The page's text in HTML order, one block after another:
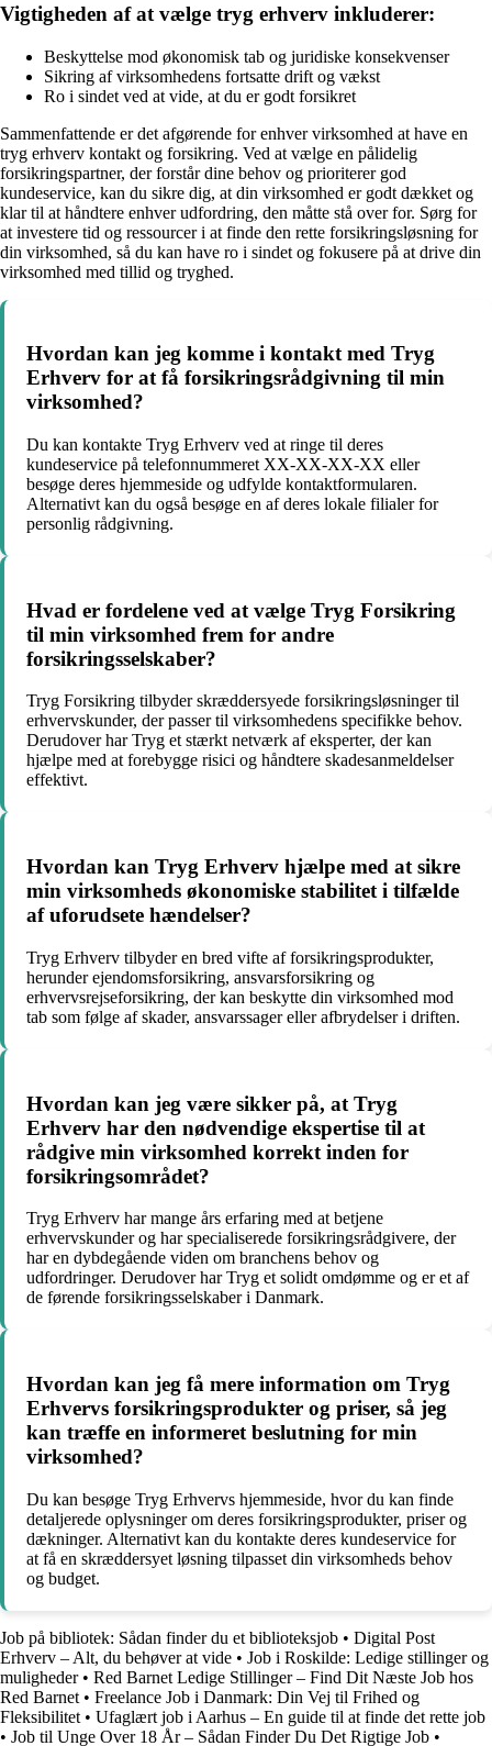
Vigtigheden af at vælge tryg erhverv inkluderer:
Beskyttelse mod økonomisk tab og juridiske konsekvenser
Sikring af virksomhedens fortsatte drift og vækst
Ro i sindet ved at vide, at du er godt forsikret
Sammenfattende er det afgørende for enhver virksomhed at have en
tryg erhverv kontakt og forsikring. Ved at vælge en pålidelig
forsikringspartner, der forstår dine behov og prioriterer god
kundeservice, kan du sikre dig, at din virksomhed er godt dækket og
klar til at håndtere enhver udfordring, den måtte stå over for. Sørg for
at investere tid og ressourcer i at finde den rette forsikringsløsning for
din virksomhed, så du kan have ro i sindet og fokusere på at drive din
virksomhed med tillid og tryghed.
Hvordan kan jeg komme i kontakt med Tryg
Erhverv for at få forsikringsrådgivning til min
virksomhed?
Du kan kontakte Tryg Erhverv ved at ringe til deres
kundeservice på telefonnummeret XX-XX-XX-XX eller
besøge deres hjemmeside og udfylde kontaktformularen.
Alternativt kan du også besøge en af deres lokale filialer for
personlig rådgivning.
Hvad er fordelene ved at vælge Tryg Forsikring
til min virksomhed frem for andre
forsikringsselskaber?
Tryg Forsikring tilbyder skræddersyede forsikringsløsninger til
erhvervskunder, der passer til virksomhedens specifikke behov.
Derudover har Tryg et stærkt netværk af eksperter, der kan
hjælpe med at forebygge risici og håndtere skadesanmeldelser
effektivt.
Hvordan kan Tryg Erhverv hjælpe med at sikre
min virksomheds økonomiske stabilitet i tilfælde
af uforudsete hændelser?
Tryg Erhverv tilbyder en bred vifte af forsikringsprodukter,
herunder ejendomsforsikring, ansvarsforsikring og
erhvervsrejseforsikring, der kan beskytte din virksomhed mod
tab som følge af skader, ansvarssager eller afbrydelser i driften.
Hvordan kan jeg være sikker på, at Tryg
Erhverv har den nødvendige ekspertise til at
rådgive min virksomhed korrekt inden for
forsikringsområdet?
Tryg Erhverv har mange års erfaring med at betjene
erhvervskunder og har specialiserede forsikringsrådgivere, der
har en dybdegående viden om branchens behov og
udfordringer. Derudover har Tryg et solidt omdømme og er et af
de førende forsikringsselskaber i Danmark.
Hvordan kan jeg få mere information om Tryg
Erhvervs forsikringsprodukter og priser, så jeg
kan træffe en informeret beslutning for min
virksomhed?
Du kan besøge Tryg Erhvervs hjemmeside, hvor du kan finde
detaljerede oplysninger om deres forsikringsprodukter, priser og
dækninger. Alternativt kan du kontakte deres kundeservice for
at få en skræddersyet løsning tilpasset din virksomheds behov
og budget.
Job på bibliotek: Sådan finder du et biblioteksjob • Digital Post
Erhverv – Alt, du behøver at vide • Job i Roskilde: Ledige stillinger og
muligheder• Red Barnet Ledige Stillinger – Find Dit Næste Job hos
Red Barnet • Freelance Job i Danmark: Din Vej til Frihed og
Fleksibilitet • Ufaglært job i Aarhus – En guide til at finde det rette job
• Job til Unge Over 18 År – Sådan Finder Du Det Rigtige Job •